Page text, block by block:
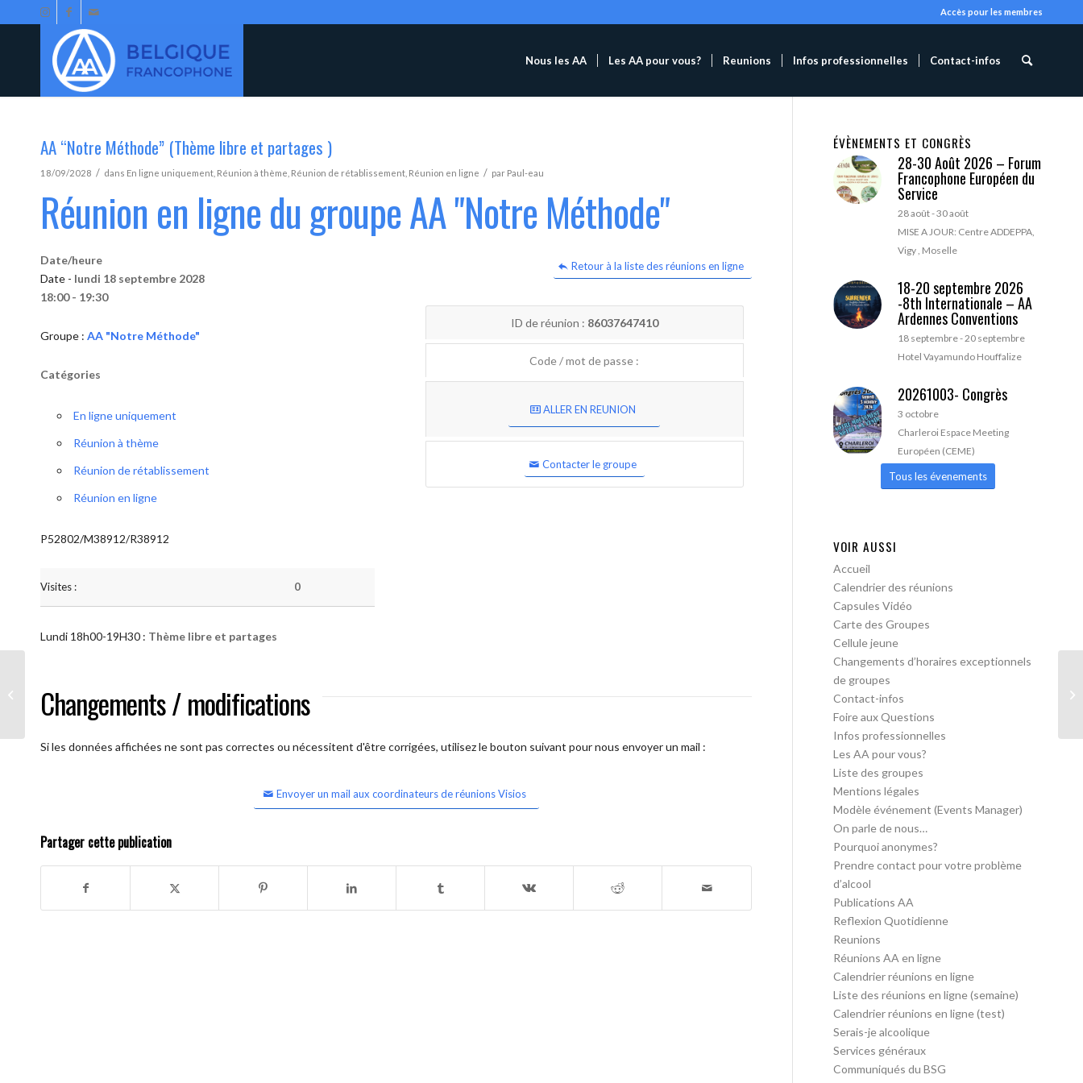
Accès pour les membres
Nous les AA Les AA pour vous? Reunions Infos professionnelles Contact-infos
AA “Notre Méthode” (Thème libre et partages )
18/09/2028 / dans En ligne uniquement Réunion à thème Réunion de rétablissement Réunion en ligne / par Paul-eau
Réunion en ligne du groupe AA "Notre Méthode"
Retour à la liste des réunions en ligne
Date/heure
Date - lundi 18 septembre 2028
18:00 - 19:30
Groupe : AA "Notre Méthode"
Catégories
En ligne uniquement
Réunion à thème
Réunion de rétablissement
Réunion en ligne
P52802/M38912/R38912
Visites : 0
ID de réunion : 86037647410
Code / mot de passe :
ALLER EN REUNION
Contacter le groupe
Lundi 18h00-19H30 : Thème libre et partages
Changements / modifications
Si les données affichées ne sont pas correctes ou nécessitent d'être corrigées, utilisez le bouton suivant pour nous envoyer un mail :
Envoyer un mail aux coordinateurs de réunions Visios
Partager cette publication
ÉVÈNEMENTS ET CONGRÈS
28-30 Août 2026 – Forum
Francophone Européen du
Service
28 août-30 août
MISE A JOUR: Centre ADDEPPA,
Vigy , Moselle
18-20 septembre 2026
-8th Internationale – AA
Ardennes Conventions
18 septembre-20 septembre
Hotel Vayamundo Houffalize
20261003- Congrès
3 octobre
Charleroi Espace Meeting
Européen (CEME)
Tous les évenements
VOIR AUSSI
Accueil
Calendrier des réunions
Capsules Vidéo
Carte des Groupes
Cellule jeune
Changements d’horaires exceptionnels
de groupes
Contact-infos
Foire aux Questions
Infos professionnelles
Les AA pour vous?
Liste des groupes
Mentions légales
Modèle événement (Events Manager)
On parle de nous…
Pourquoi anonymes?
Prendre contact pour votre problème
d’alcool
Publications AA
Reflexion Quotidienne
Reunions
Réunions AA en ligne
Calendrier réunions en ligne
Liste des réunions en ligne (semaine)
Calendrier réunions en ligne (test)
Serais-je alcoolique
Services généraux
Communiqués du BSG
partages )